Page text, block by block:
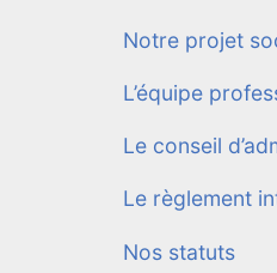
Notre projet
L’équipe
Le conseil
Le règlement
Nos statuts